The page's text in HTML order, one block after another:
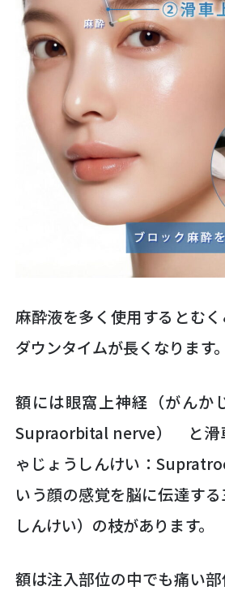
麻酔液を多く使用するとむく
ダウンタイムが長くなります。
額には眼窩上神経（がんか
Supraorbital nerve） と滑
ゃじょうしんけい：
いう顔の感覚を脳に伝達す
しんけい）の枝があります。
額は注入部位の中でも痛い